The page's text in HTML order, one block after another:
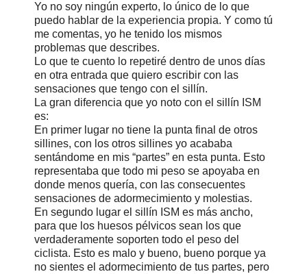
Yo no soy ningún experto, lo único de lo que
puedo hablar de la experiencia propia. Y como tú
me comentas, yo he tenido los mismos
problemas que describes.
Lo que te cuento lo repetiré dentro de unos días
en otra entrada que quiero escribir con las
sensaciones que tengo con el sillín.
La gran diferencia que yo noto con el sillín ISM
es:
En primer lugar no tiene la punta final de otros
sillines, con los otros sillines yo acababa
sentándome en mis “partes” en esta punta. Esto
representaba que todo mi peso se apoyaba en
donde menos quería, con las consecuentes
sensaciones de adormecimiento y molestias.
En segundo lugar el sillín ISM es más ancho,
para que los huesos pélvicos sean los que
verdaderamente soporten todo el peso del
ciclista. Esto es malo y bueno, bueno porque ya
no sientes el adormecimiento de tus partes, pero